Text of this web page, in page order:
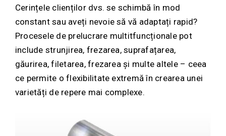
Cerințele clienților dvs. se schimbă în mod
constant sau aveți nevoie să vă adaptați rapid?
Procesele de prelucrare multitfuncționale pot
include strunjirea, frezarea, suprafațarea,
găurirea, filetarea, frezarea și multe altele – ceea
ce permite o flexibilitate extremă în crearea unei
varietăți de repere mai complexe.